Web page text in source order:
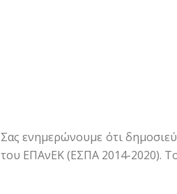
Σας ενημερώνουμε ότι
του ΕΠΑνΕΚ (ΕΣΠΑ 2014-2020).